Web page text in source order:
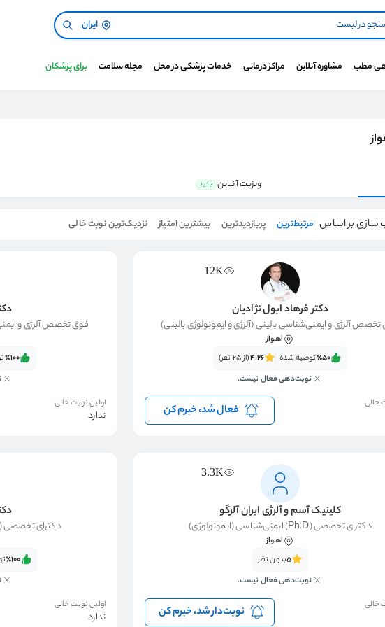
ایران
مطب مشاوره آنلاین مراکز درمانی خدمات پزشکی در محل مجله سلامت برای پزشکان
ویزیت آنلاین جدید
سازی بر اساس مرتبط‌ترین پربازدیدترین بیشترین امتیاز نزدیک‌ترین نوبت خالی
12K
دکتر فرهاد ابول نژادیان
آلرژی و ایمنی‌شناسی بالینی (آلرژی و ایمونولوژی بالینی)
اهواز
٪50‌‌‌توصیه شده 4.26(از 25 نفر)
نوبت‌دهی فعال نیست.
خالی
فعال شد، خبرم کن
فوق تخصص آلرژی و
٪100‌‌‌
اولین نوبت خالی
ندارد
3.3K
کلینیک آسم و آلرژی ایران آلرگو
دکترای تخصصی (Ph.D) ایمنی‌شناسی (ایمونولوژی)
اهواز
5بدون نظر
نوبت‌دهی فعال نیست.
خالی
نوبت‌دار شد، خبرم کن
دکترای تخصصی (Ph.D) ایمنی‌شناسی (ایمونولوژی)
٪100‌‌‌
اولین نوبت خالی
ندارد